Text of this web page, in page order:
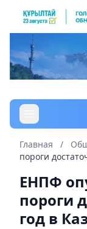
Главная /
пороги
ЕНПФ
пороги
год в